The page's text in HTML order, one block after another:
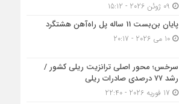
پایان بن‌بست 11 ساله پل راه‌آهن هشتگرد
10 می 2026 - 20:17
سرخس؛ محور اصلی ترانزیت ریلی کشور /
رشد ۷۷ درصدی صادرات ریلی